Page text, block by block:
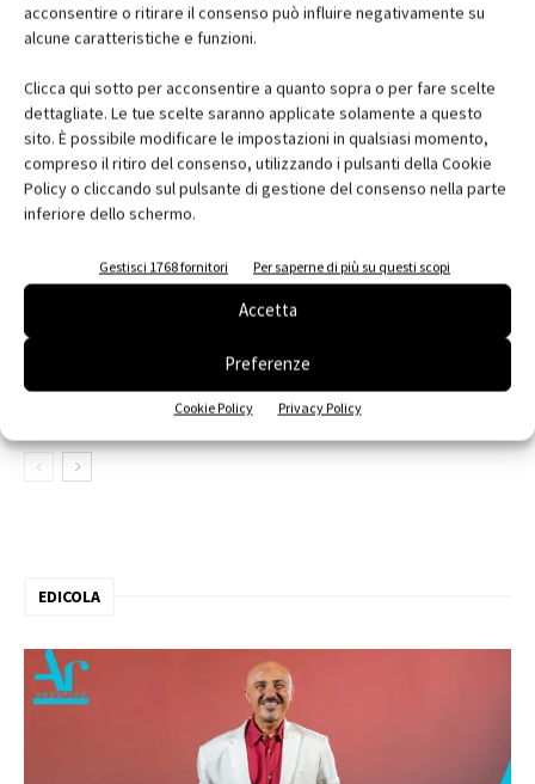
acconsentire o ritirare il consenso può influire negativamente su
alcune caratteristiche e funzioni.
Clicca qui sotto per acconsentire a quanto sopra o per fare scelte
dettagliate. Le tue scelte saranno applicate solamente a questo
sito. È possibile modificare le impostazioni in qualsiasi momento,
compreso il ritiro del consenso, utilizzando i pulsanti della Cookie
Policy o cliccando sul pulsante di gestione del consenso nella parte
inferiore dello schermo.
Gestisci 1768 fornitori Per saperne di più su questi scopi
Accetta
Preferenze
Cookie Policy Privacy Policy
RELATED ARTICLES MORE FROM AUTHOR
Liberation Museum of Manisa, Yalin
Mimarlik, Manisa, Turchia
Montereale Valcellina (PN)
Kinderoase an der TUM, Kéré
Architecture – HK Architekten, Munich
EDICOLA